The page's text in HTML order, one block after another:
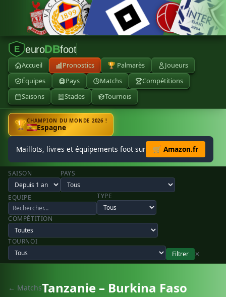
E euroDBfoot
Accueil Pronostics 🏆 Palmarès
Joueurs
Équipes
Pays Matchs
Compétitions
Saisons
Stades Tournois
🏆CHAMPION DU MONDE 2026 !
Espagne
Maillots, livres et équipements foot sur 🛒 Amazon.fr
SAISON PAYS
EQUIPE TYPE
COMPÉTITION
TOURNOI
Filtrer
✕
← MatchsTanzanie – Burkina Faso